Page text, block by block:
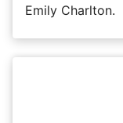
Emily Charlton.